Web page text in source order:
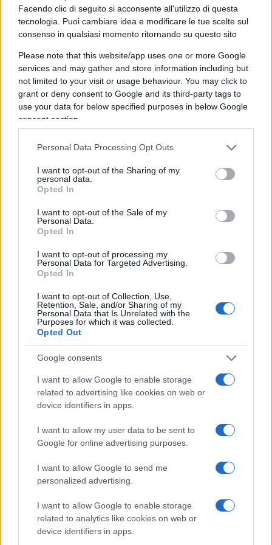
Facendo clic di seguito si acconsente all'utilizzo di questa
tecnologia. Puoi cambiare idea e modificare le tue scelte sul
consenso in qualsiasi momento ritornando su questo sito
Please note that this website/app uses one or more Google
services and may gather and store information including but
not limited to your visit or usage behaviour. You may click to
grant or deny consent to Google and its third-party tags to
use your data for below specified purposes in below Google
consent section.
Personal Data Processing Opt Outs
I want to opt-out of the Sharing of my
personal data.
Opted In
I want to opt-out of the Sale of my
Personal Data.
Opted In
I want to opt-out of processing my
Personal Data for Targeted Advertising.
Opted In
I want to opt-out of Collection, Use,
Retention, Sale, and/or Sharing of my
Personal Data that Is Unrelated with the
Purposes for which it was collected.
Opted Out
Google consents
I want to allow Google to enable storage
related to advertising like cookies on web or
device identifiers in apps.
I want to allow my user data to be sent to
Google for online advertising purposes.
I want to allow Google to send me
personalized advertising.
I want to allow Google to enable storage
related to analytics like cookies on web or
device identifiers in apps.
congettura, cheella intendesse per fatti quella
sorta di mitologia resistenzialeche, accennata
partigiana decisiva per le future sorti della
nazione, senza la quale – è stato detto con forza –
gli italiani non avrebbero goduto della più bella
Costituzione del mondo.
Ma è con l’intervento diSara Menafra,
vicedirettrice diOpen, che la stessa, eterna
propaganda resistenziale – con la quale una certa
consensi – raggiunge il suo punto più alto. Dopo
aver confutato in radice quanto affermato dal
presidente del Senato, e ribadito efficacemente da
Senaldi, sostenendo che quest’ultimo avesse
alterato i fatti, la Menafra ha svelato un retroscena
sull’attentato di via Rasella che non era mai
emerso prima, sostenendo che esso “ebbe un
impatto sia sui nazisti, sia sulla percezione degli
alleati. Fino a giugno, infatti, si interruppero i
bombardamenti su Roma”.
italiana riesca ad emanciparsi da questa eterna
diatriba sulle resistenza che dura da quasi
ottant’anni, sulla questione sollevata dalla
giornalista diOpennon c’è molto da dire:
di una balla colossale .
In primis, in tutto il periodo bellico la Capitale